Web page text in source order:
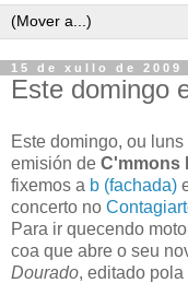
15 de xullo de 2009
Este domingo
Este domingo, ou
emisión de C'mmons
fixemos a b (fachada)
concerto no
Para ir quecendo
coa que abre o seu
Dourado, editado pola